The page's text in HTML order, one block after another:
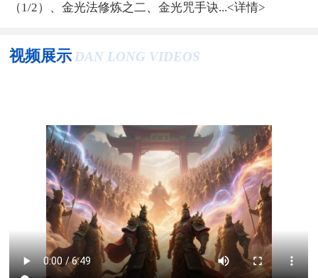
（1/2）、金光法修炼之二、金光咒手诀...<详情>
视频展示 DAN LONG VIDEOS